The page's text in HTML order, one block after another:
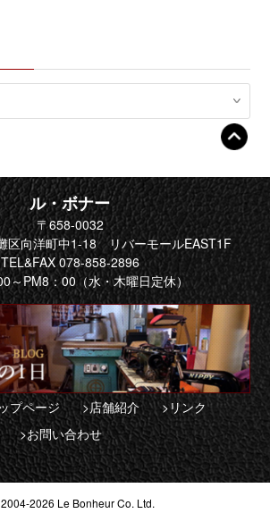
ル・ボナー
〒658-0032
区向洋町中1-18 リバーモールEAST1F
TEL&FAX 078-858-2896
～PM8：00（水・木曜日定休）
プページ >店舗紹介
>リンク
>お問い合わせ
2026 Le Bonheur Co. Ltd.